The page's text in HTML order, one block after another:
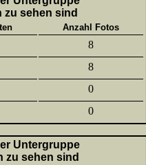
zu sehen sind
Anzahl Fotos
8
8
0
0
Untergruppe
zu sehen sind